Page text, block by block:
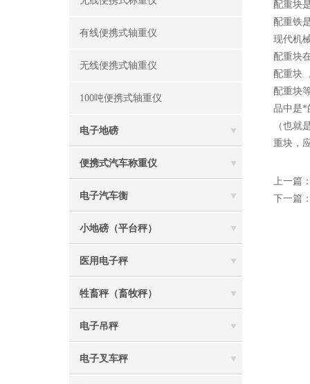
有线便携式轴重仪
无线便携式轴重仪
100吨便携式轴重仪
电子地磅
便携式汽车称重仪
电子汽车衡
小地磅（平台秤）
医用电子秤
牲畜秤（畜牧秤）
电子吊秤
电子叉车秤
配重块
配重铁
现代机
配重块
配重块
配重块
品中是*
（也就
重块，
上一篇
下一篇